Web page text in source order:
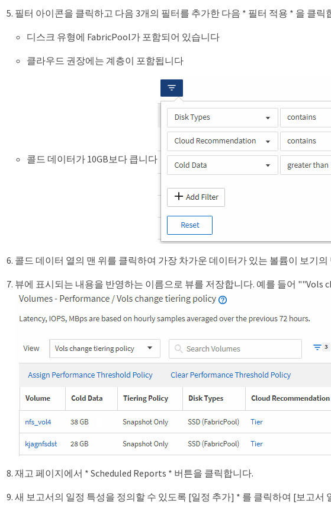
필터 아이콘을 클릭하고 다음 3개의 필터를 추가한 다음 * 필터 적용 * 을 클릭
디스크 유형에 FabricPool가 포함되어 있습니다
클라우드 권장에는 계층이 포함됩니다
콜드 데이터가 10GB보다 큽니다
콜드 데이터 열의 맨 위를 클릭하여 가장 차가운 데이터가 있는 볼륨이 보기
뷰에 표시되는 내용을 반영하는 이름으로 뷰를 저장합니다. 예를 들어 ""Vols
재고 페이지에서 * Scheduled Reports * 버튼을 클릭합니다.
새 보고서의 일정 특성을 정의할 수 있도록 [일정 추가] * 를 클릭하여 [보고서